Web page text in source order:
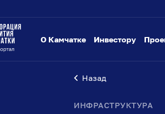
О Камчатке Инвестору
Назад
ИНФРАСТРУКТУРА